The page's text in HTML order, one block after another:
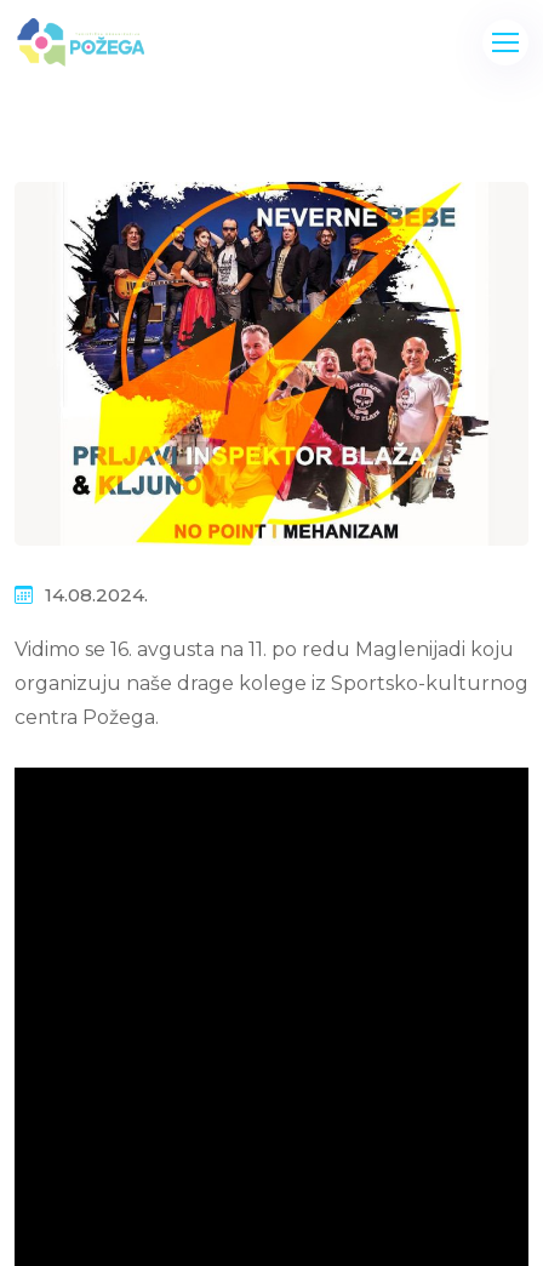
14.08.2024.
Vidimo se 16. avgusta na 11. po redu Maglenijadi koju
organizuju naše drage kolege iz Sportsko-kulturnog
centra Požega.